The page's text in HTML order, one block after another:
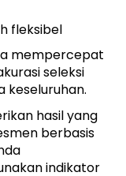
fleksibel
mempercepat
seleksi
keseluruhan.
hasil yang
berbasis
indikator